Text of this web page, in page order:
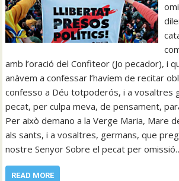
amb l’oració del Confiteor (Jo pecador), i
anàvem a confessar l’havíem de recitar
confesso a Déu totpoderós, i a vosaltres
pecat, per culpa meva, de pensament,
Per això demano a la Verge Maria, Mare
als sants, i a vosaltres, germans, que
nostre Senyor Sobre el pecat per
READ MORE